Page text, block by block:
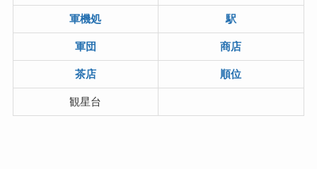
軍機処 駅
軍団 商店
茶店 順位
観星台